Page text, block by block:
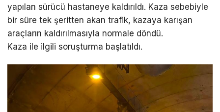
yapılan sürücü hastaneye kaldırıldı. Kaza sebebiyle
bir süre tek şeritten akan trafik, kazaya karışan
araçların kaldırılmasıyla normale döndü.
Kaza ile ilgili soruşturma başlatıldı.